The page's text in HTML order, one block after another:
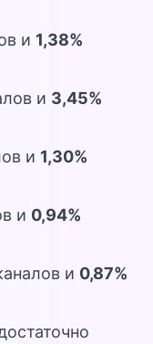
и 1,38%
и 3,45%
и 1,30%
и 0,94%
и 0,87%